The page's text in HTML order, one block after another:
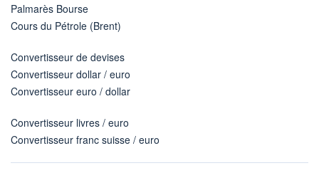
Palmarès Bourse
Cours du Pétrole (Brent)
Convertisseur de devises
Convertisseur dollar / euro
Convertisseur euro / dollar
Convertisseur livres / euro
Convertisseur franc suisse / euro